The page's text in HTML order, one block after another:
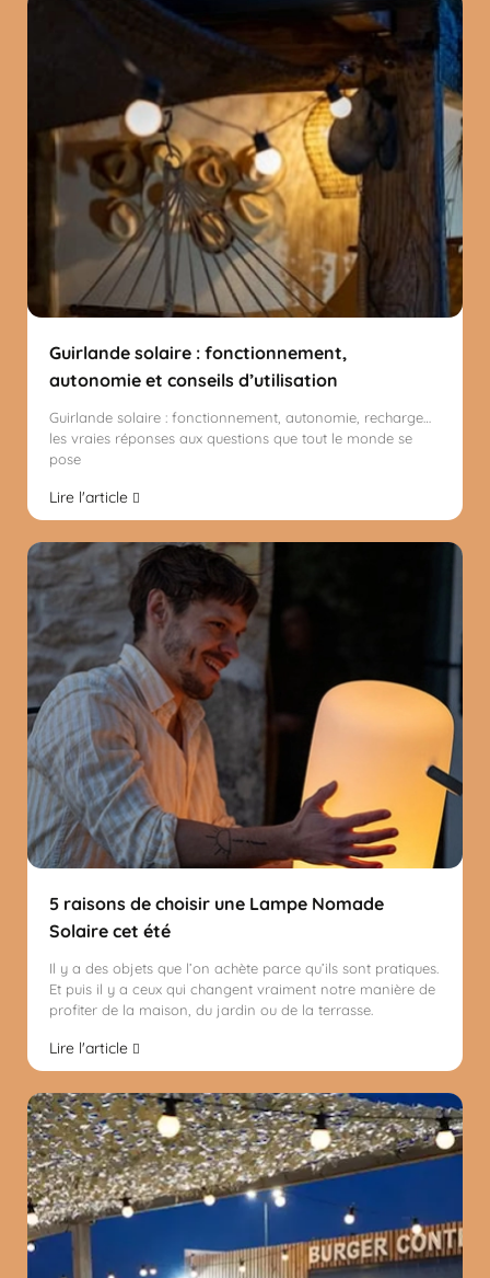
Guirlande solaire : fonctionnement,
autonomie et conseils d’utilisation
Guirlande solaire : fonctionnement, autonomie, recharge…
les vraies réponses aux questions que tout le monde se
pose
Lire l'article
5 raisons de choisir une Lampe Nomade
Solaire cet été
Il y a des objets que l’on achète parce qu’ils sont pratiques.
Et puis il y a ceux qui changent vraiment notre manière de
profiter de la maison, du jardin ou de la terrasse.
Lire l'article